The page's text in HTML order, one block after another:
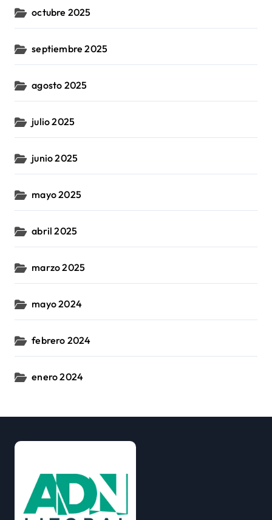
octubre 2025
septiembre 2025
agosto 2025
julio 2025
junio 2025
mayo 2025
abril 2025
marzo 2025
mayo 2024
febrero 2024
enero 2024